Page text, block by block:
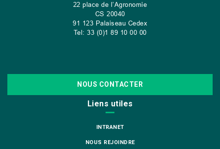
22 place de l’Agronomie
CS 20040
91 123 Palaiseau Cedex
Tel: 33 (0)1 89 10 00 00
NOUS CONTACTER
Liens utiles
INTRANET
NOUS REJOINDRE